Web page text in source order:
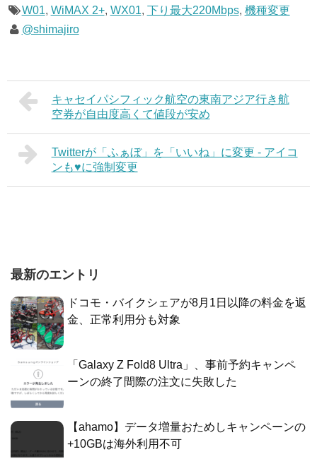
W01, WiMAX 2+, WX01, 下り最大220Mbps, 機種変更
@shimajiro
キャセイパシフィック航空の東南アジア行き航
空券が自由度高くて値段が安め
Twitterが「ふぁぼ」を「いいね」に変更 - アイコ
ンも♥に強制変更
最新のエントリ
ドコモ・バイクシェアが8月1日以降の料金を返
金、正常利用分も対象
「Galaxy Z Fold8 Ultra」、事前予約キャンペ
ーンの終了間際の注文に失敗した
【ahamo】データ増量おためしキャンペーンの
+10GBは海外利用不可